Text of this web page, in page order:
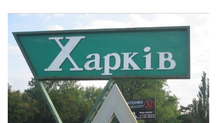
находится в Ровно на военном полигоне. Епархия
называет произошедшее «похищением» и
утверждает, что похожим образом во […]